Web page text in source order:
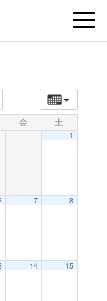
t
金 土
1
7 8
14 15